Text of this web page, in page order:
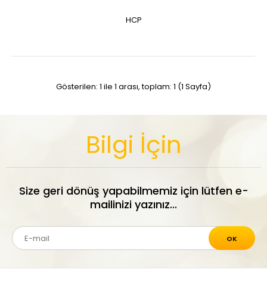
HCP
Gösterilen: 1 ile 1 arası, toplam: 1 (1 Sayfa)
Bilgi İçin
Size geri dönüş yapabilmemiz için lütfen e-
mailinizi yazınız...
OK